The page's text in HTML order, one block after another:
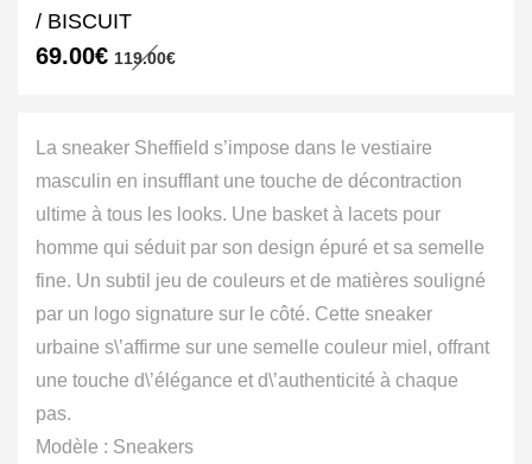
/ BISCUIT
119.00€Le
119.00€.
69.00€ Le
69.00€.
La sneaker Sheffield s’impose dans le vestiaire
masculin en insufflant une touche de décontraction
ultime à tous les looks. Une basket à lacets pour
homme qui séduit par son design épuré et sa semelle
fine. Un subtil jeu de couleurs et de matières souligné
par un logo signature sur le côté. Cette sneaker
urbaine s\’affirme sur une semelle couleur miel, offrant
une touche d\’élégance et d\’authenticité à chaque
pas.
Modèle : Sneakers